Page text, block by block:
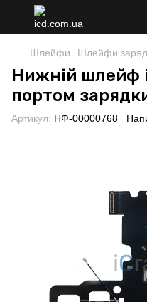
Шлейфи Шлейфи
Нижній шлейф
портом
Артикул: НФ-00000768